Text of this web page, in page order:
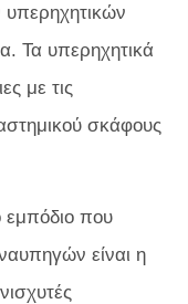
Τα υπερηχητικά
με τις
σκάφους
εμπόδιο που
είναι η